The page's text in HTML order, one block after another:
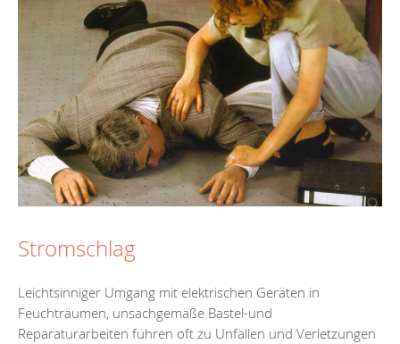
Stromschlag
Leichtsinniger Umgang mit elektrischen Geräten in
Feuchträumen, unsachgemäße Bastel-und
Reparaturarbeiten führen oft zu Unfällen und Verletzungen